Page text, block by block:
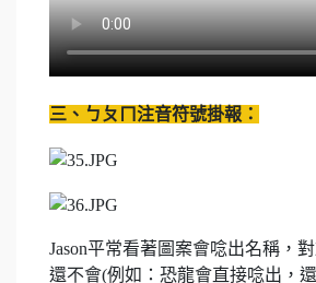
三、ㄅㄆㄇ注音符號掛報：
Jason平常看著圖案會唸出名稱，
還不會(例如：恐龍會直接唸出，